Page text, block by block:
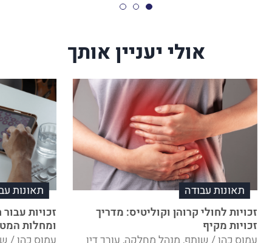
אולי יעניין אותך
תאונות עבודה
זכויות לחולי קרוהן וקוליטיס: מדריך
זכויות מקיף
תאונות
זכויות
ומחלות